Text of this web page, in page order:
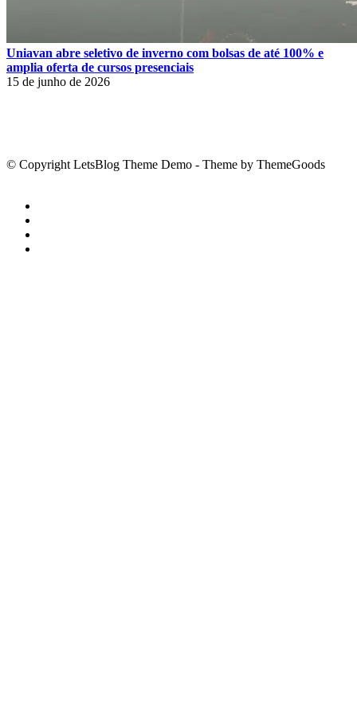
Uniavan abre seletivo de inverno com bolsas de até 100% e
amplia oferta de cursos presenciais
15 de junho de 2026
© Copyright LetsBlog Theme Demo - Theme by ThemeGoods